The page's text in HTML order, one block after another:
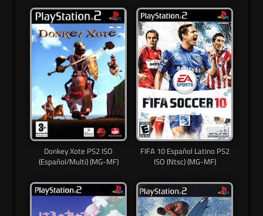
Donkey Xote PS2 ISO
(Español/Multi) (MG-MF)
FIFA 10 Español Latino PS2
ISO (Ntsc) (MG-MF)